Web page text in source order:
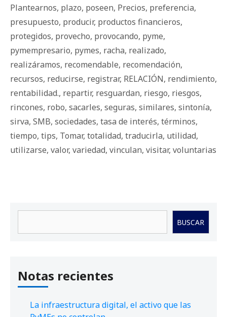
Plantearnos, plazo, poseen, Precios, preferencia,
presupuesto, producir, productos financieros,
protegidos, provecho, provocando, pyme,
pymempresario, pymes, racha, realizado,
realizáramos, recomendable, recomendación,
recursos, reducirse, registrar, RELACIÓN, rendimiento,
rentabilidad., repartir, resguardan, riesgo, riesgos,
rincones, robo, sacarles, seguras, similares, sintonía,
sirva, SMB, sociedades, tasa de interés, términos,
tiempo, tips, Tomar, totalidad, traducirla, utilidad,
utilizarse, valor, variedad, vinculan, visitar, voluntarias
BUSCAR
Notas recientes
La infraestructura digital, el activo que las